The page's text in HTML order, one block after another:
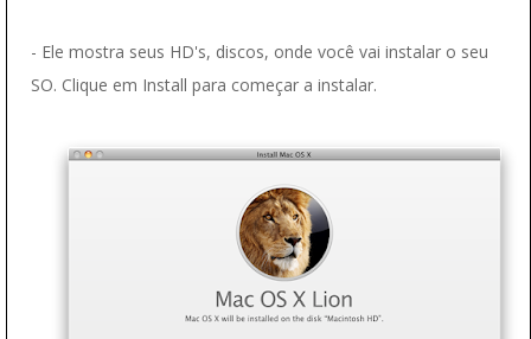
- Ele mostra seus HD's, discos, onde você vai instalar o seu
SO. Clique em Install para começar a instalar.